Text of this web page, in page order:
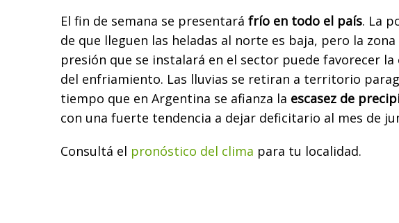
El fin de semana se presentará frío en todo el país. La
de que lleguen las heladas al norte es baja, pero la
presión que se instalará en el sector puede favorecer la
del enfriamiento. Las lluvias se retiran a territorio
tiempo que en Argentina se afianza la escasez de
con una fuerte tendencia a dejar deficitario al mes de
Consultá el pronóstico del clima para tu localidad.